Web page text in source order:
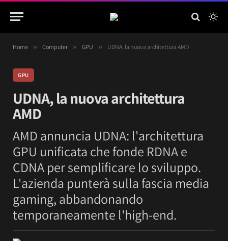
Home » Computer » GPU » UDNA, la nuova architettura AMD
GPU
UDNA, la nuova architettura
AMD
AMD annuncia UDNA: l'architettura
GPU unificata che fonde RDNA e
CDNA per semplificare lo sviluppo.
L'azienda punterà sulla fascia media
gaming, abbandonando
temporaneamente l'high-end.